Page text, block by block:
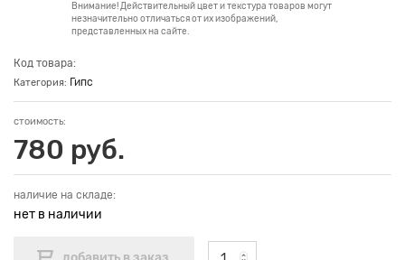
Внимание! Действительный цвет и текстура товаров могут
незначительно отличаться от их изображений,
представленных на сайте.
Код товара:
Категория: Гипс
стоимость:
780 руб.
наличие на складе:
нет в наличии